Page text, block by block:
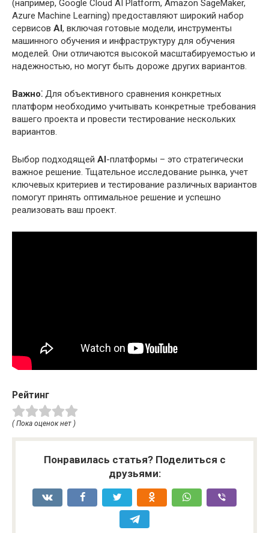
(например, Google Cloud AI Platform, Amazon SageMaker,
Azure Machine Learning) предоставляют широкий набор
сервисов AI , включая готовые модели, инструменты
машинного обучения и инфраструктуру для обучения
моделей. Они отличаются высокой масштабируемостью и
надежностью, но могут быть дороже других вариантов.
Важно⁚ Для объективного сравнения конкретных
платформ необходимо учитывать конкретные требования
вашего проекта и провести тестирование нескольких
вариантов.
Выбор подходящей AI -платформы – это стратегически
важное решение. Тщательное исследование рынка, учет
ключевых критериев и тестирование различных вариантов
помогут принять оптимальное решение и успешно
реализовать ваш проект.
Рейтинг
( Пока оценок нет )
Понравилась статья? Поделиться с
друзьями: